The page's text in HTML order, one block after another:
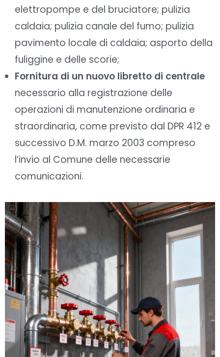
elettropompe e del bruciatore; pulizia
caldaia; pulizia canale del fumo; pulizia
pavimento locale di caldaia; asporto della
fuliggine e delle scorie;
Fornitura di un nuovo libretto di centrale
necessario alla registrazione delle
operazioni di manutenzione ordinaria e
straordinaria, come previsto dal DPR 412 e
successivo D.M. marzo 2003 compreso
l’invio al Comune delle necessarie
comunicazioni.